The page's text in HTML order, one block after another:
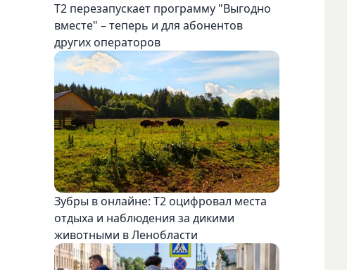
Т2 перезапускает программу "Выгодно
вместе" – теперь и для абонентов
других операторов
Зубры в онлайне: Т2 оцифровал места
отдыха и наблюдения за дикими
животными в Ленобласти